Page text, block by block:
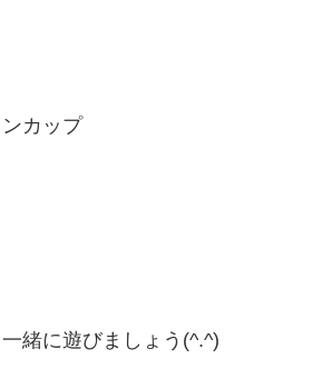
カップ
緒に遊びましょう(^.^)